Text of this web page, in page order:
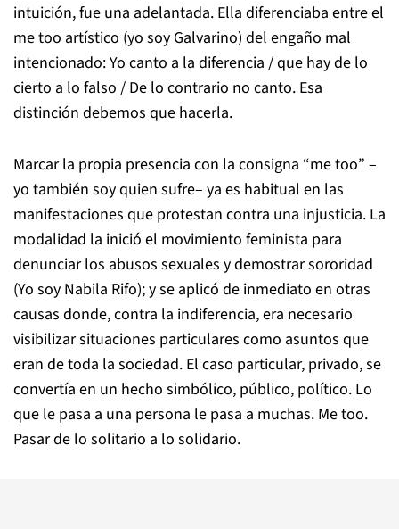
intuición, fue una adelantada. Ella diferenciaba entre el
me too artístico (yo soy Galvarino) del engaño mal
intencionado:Yo canto a la diferencia / que hay de lo
cierto a lo falso / De lo contrario no canto. Esa
distinción debemos que hacerla.
Marcar la propia presencia con la consigna “me too” –
yo también soy quien sufre– ya es habitual en las
manifestaciones que protestan contra una injusticia. La
modalidad la inició el movimiento feminista para
denunciar los abusos sexuales y demostrar sororidad
(Yo soy Nabila Rifo); y se aplicó de inmediato en otras
causas donde, contra la indiferencia, era necesario
visibilizar situaciones particulares como asuntos que
eran de toda la sociedad. El caso particular, privado, se
convertía en un hecho simbólico, público, político. Lo
que le pasa a una persona le pasa a muchas. Me too.
Pasar de lo solitario a lo solidario.